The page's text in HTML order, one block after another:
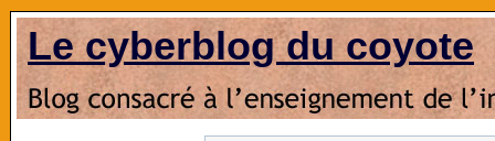
Le cyberblog du coyote